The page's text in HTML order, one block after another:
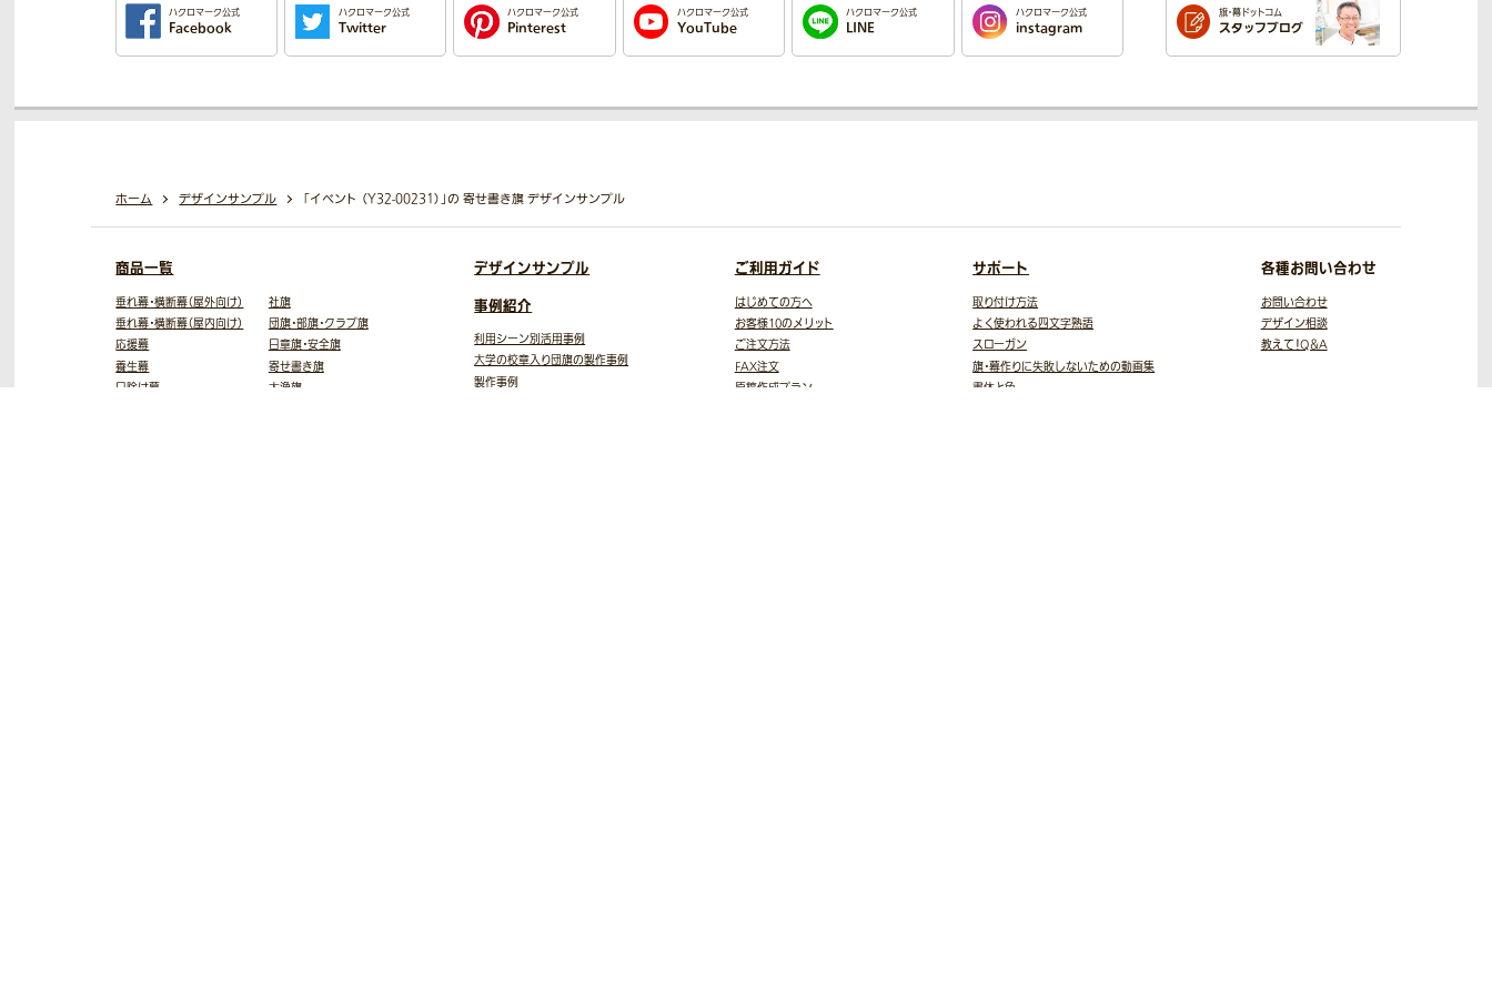
ハクロマーク公式
Facebook
ハクロマーク公式
Twitter
ハクロマーク公式
Pinterest
ハクロマーク公式
YouTube
ハクロマーク公式
LINE
ハクロマーク公式
instagram
旗・幕ドットコム
スタッフブログ
ホーム デザインサンプル 「イベント （Y32-00231）」の 寄せ書き旗 デザインサンプル
商品一覧
垂れ幕・横断幕（屋外向け）
垂れ幕・横断幕（屋内向け）
応援幕
養生幕
日除け幕
社旗
団旗・部旗・クラブ旗
日章旗・安全旗
寄せ書き旗
大漁旗
デザインサンプル
事例紹介
利用シーン別活用事例
大学の校章入り団旗の製作事例
製作事例
ご利用ガイド
はじめての方へ
お客様10のメリット
ご注文方法
FAX注文
原稿作成プラン
サポート
取り付け方法
よく使われる四文字熟語
スローガン
旗・幕作りに失敗しないための動画集
書体と色
各種お問い合わせ
お問い合わせ
デザイン相談
教えて！Q＆A